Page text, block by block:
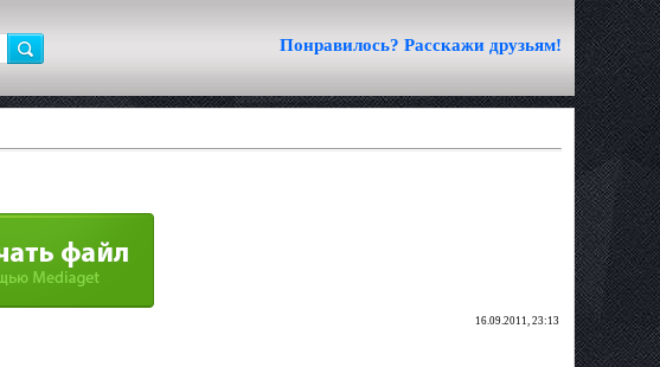
Понравилось? Расскажи друзьям!
16.09.2011, 23:13